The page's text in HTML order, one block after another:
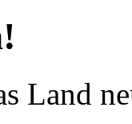
Land